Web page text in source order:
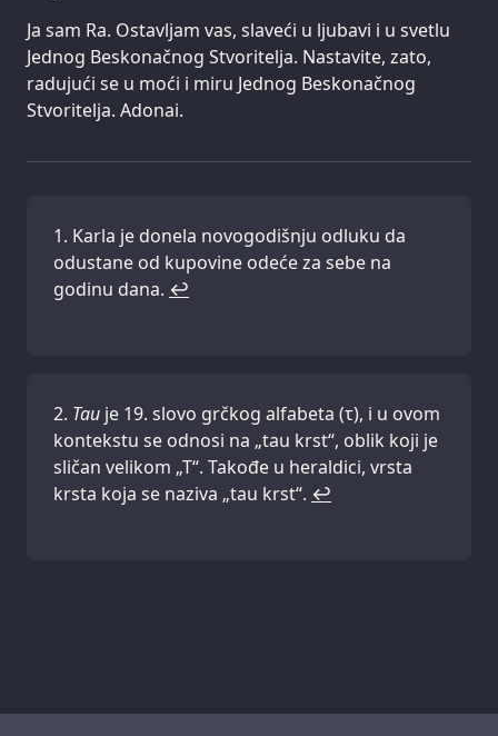
Ja sam Ra. Ostavljam vas, slaveći u ljubavi i u svetlu
Jednog Beskonačnog Stvoritelja. Nastavite, zato,
radujući se u moći i miru Jednog Beskonačnog
Stvoritelja. Adonai.
Karla je donela novogodišnju odluku da
odustane od kupovine odeće za sebe na
godinu dana. ↩
Tau je 19. slovo grčkog alfabeta (τ), i u ovom
kontekstu se odnosi na „tau krst“, oblik koji je
sličan velikom „T“. Takođe u heraldici, vrsta
krsta koja se naziva „tau krst“. ↩